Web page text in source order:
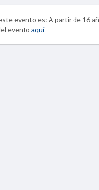
evento es: A partir de 16
evento aquí